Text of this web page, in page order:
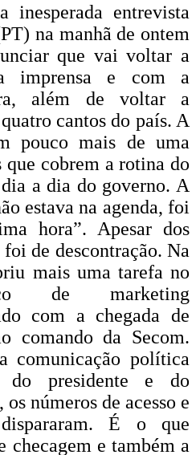
inesperada entrevista
na manhã de ontem
que vai voltar a
imprensa e com a
além de voltar a
cantos do país. A
pouco mais de uma
cobrem a rotina do
a dia do governo. A
estava na agenda, foi
hora”. Apesar dos
de descontração. Na
mais uma tarefa no
de marketing
com a chegada de
comando da Secom.
comunicação política
do presidente e do
números de acesso e
dispararam. É o que
checagem e também a